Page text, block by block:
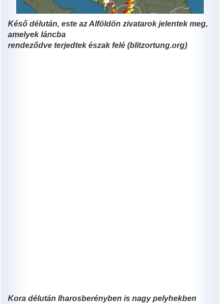
Késő délután, este az Alföldön zivatarok jelentek meg,
amelyek láncba
rendeződve terjedtek észak felé (blitzortung.org)
Kora délután Iharosberényben is nagy pelyhekben